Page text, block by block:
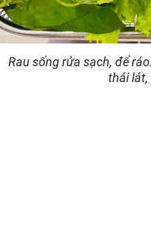
Rau sống rửa sạch, để
thái lát,